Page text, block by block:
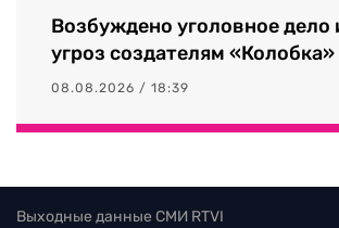
Возбуждено уголовное дело
угроз создателям «Колобка»
08.08.2026 / 18:39
Выходные данные СМИ RTVI